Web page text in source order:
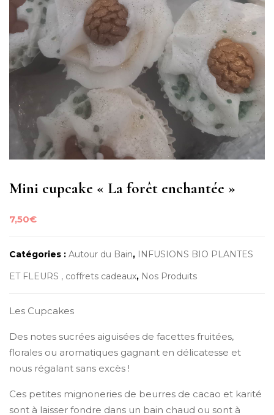
Mini cupcake « La forêt enchantée »
7,50€
Catégories : Autour du Bain,
INFUSIONS BIO PLANTES
ET FLEURS , coffrets cadeaux, Nos Produits
Les Cupcakes
Des notes sucrées aiguisées de facettes fruitées,
florales ou aromatiques gagnant en délicatesse et
nous régalant sans excès !
Ces petites mignoneries de beurres de cacao et karité
sont à laisser fondre dans un bain chaud ou sont à